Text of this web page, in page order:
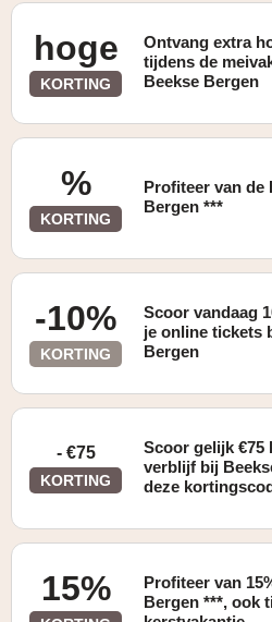
hoge
KORTING
Ontvang extra
tijdens de
Beekse Bergen
lastminute korting te boeken.
%
KORTING
Profiteer van de
Bergen ***
-10%
KORTING
Scoor vandaag
je online tickets
Bergen
- €75
KORTING
Scoor gelijk €75
verblijf bij
deze
15%
Profiteer van
Bergen ***, ook